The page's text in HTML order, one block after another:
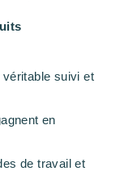
suivi et
en
de travail et